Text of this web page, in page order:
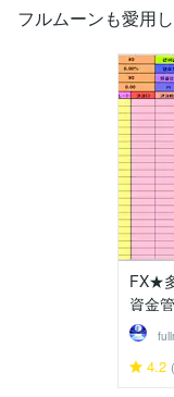
フルムーンも愛用し
FX★
資金
4.2